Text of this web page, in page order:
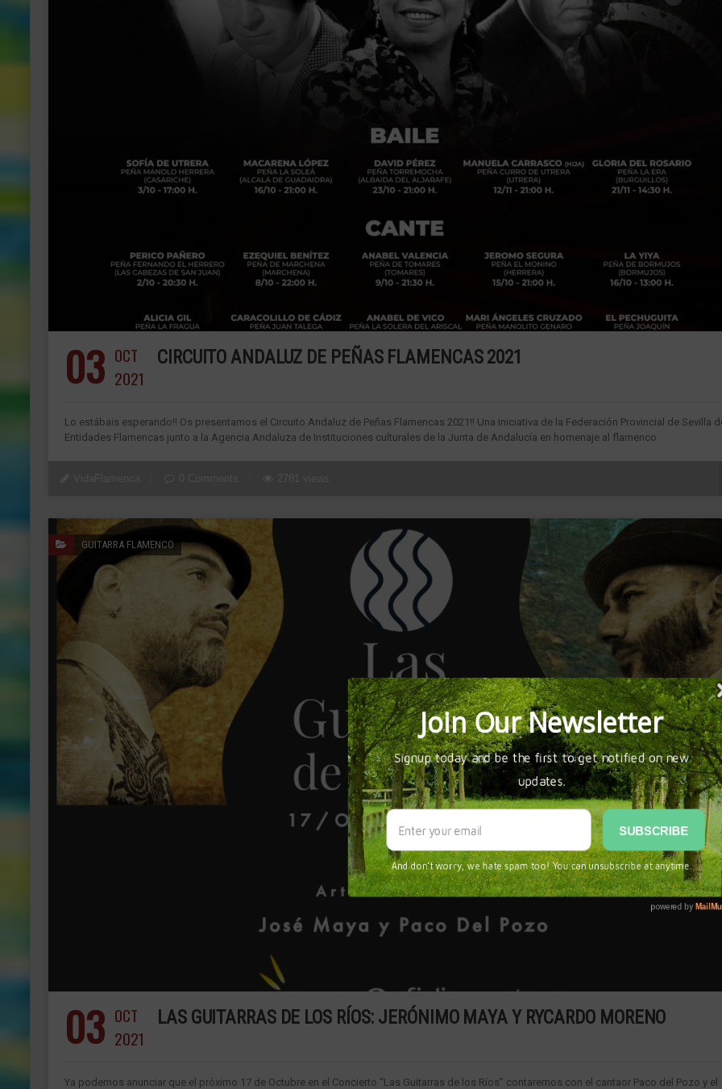
03 OCT
2021
CIRCUITO ANDALUZ DE PEÑAS FLAMENCAS 2021
Lo estábais esperando!! Os presentamos el Circuito Andaluz de Peñas Flamencas 2021!! Una iniciativa de la Federación Provincial de Sevilla
Entidades Flamencas junto a la Agencia Andaluza de Instituciones culturales de la Junta de Andalucía en homenaje al flamenco
GUITARRA FLAMENCO
03 OCT
2021
LAS GUITARRAS DE LOS RÍOS: JERÓNIMO MAYA Y RYCARDO MORENO
Ya podemos anunciar que el próximo 17 de Octubre en el Concierto “Las Guitarras de los Ríos” contaremos con el cantaor Paco del Pozo y el